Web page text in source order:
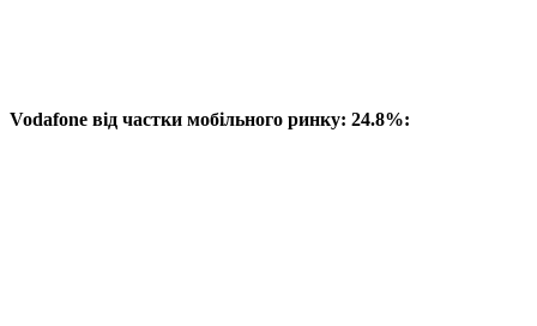
Vodafone від частки мобільного ринку: 24.8%: